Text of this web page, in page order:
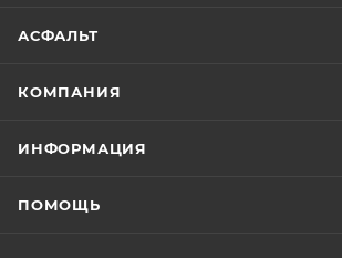
АСФАЛЬТ
КОМПАНИЯ
ИНФОРМАЦИЯ
ПОМОЩЬ